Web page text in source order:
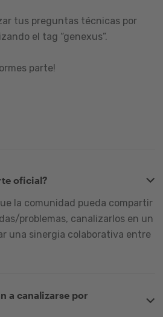
tus preguntas técnicas por
el tag “genexus”.
parte!
oficial?
la comunidad pueda compartir
problemas, canalizarlos en un
una sinergia colaborativa entre
a canalizarse por